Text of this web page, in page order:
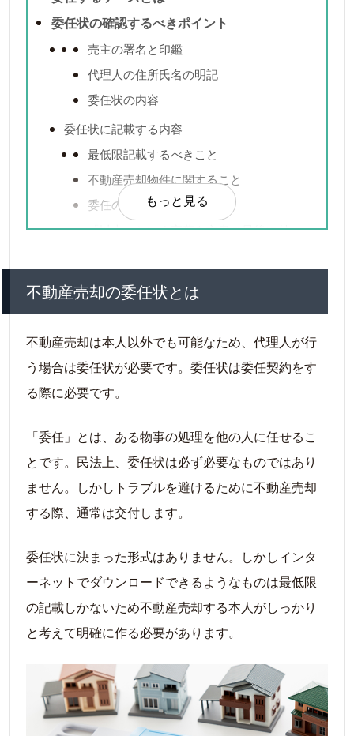
委任状の確認するべきポイント
売主の署名と印鑑
代理人の住所氏名の明記
委任状の内容
委任状に記載する内容
最低限記載するべきこと
不動産売却物件に関すること
委任の範囲
「以上」という言葉を文書の最後に付
委任するときの注意点
もっと見る
不動産売却の委任状とは
不動産売却は本人以外でも可能なため、代理人が行
う場合は委任状が必要です。委任状は委任契約をす
る際に必要です。
「委任」とは、ある物事の処理を他の人に任せるこ
とです。民法上、委任状は必ず必要なものではあり
ません。しかしトラブルを避けるために不動産売却
する際、通常は交付します。
委任状に決まった形式はありません。しかしインタ
ーネットでダウンロードできるようなものは最低限
の記載しかないため不動産売却する本人がしっかり
と考えて明確に作る必要があります。